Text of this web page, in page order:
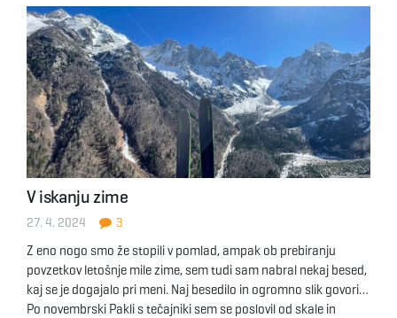
V iskanju zime
27. 4. 2024 3
Z eno nogo smo že stopili v pomlad, ampak ob prebiranju
povzetkov letošnje mile zime, sem tudi sam nabral nekaj besed,
kaj se je dogajalo pri meni. Naj besedilo in ogromno slik govori…
Po novembrski Pakli s tečajniki sem se poslovil od skale in